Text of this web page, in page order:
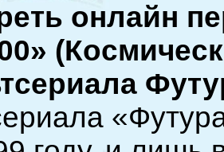
онлайн